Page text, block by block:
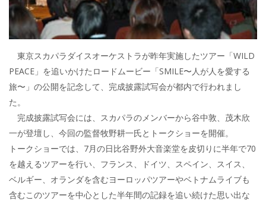
東京スカパラダイスオーケストラが昨年実施したツアー「WILD
PEACE」を追いかけたロードムービー「SMILE〜人が人を愛する
旅〜」の公開を記念して、完成披露試写会が都内で行われまし
た。
完成披露試写会には、スカパラのメンバーから谷中敦、茂木欣
一が登壇し、今回の監督牧野耕一氏とトークショーを開催。
トークショーでは、7月の日比谷野外大音楽堂を皮切りに半年で70
を越えるツアーを行い、フランス、ドイツ、スペイン、スイス、
ベルギー、オランダを含むヨーロッパツアーやベトナムライブも
含むこのツアーを中心とした半年間の記録を追い続けた思い出な